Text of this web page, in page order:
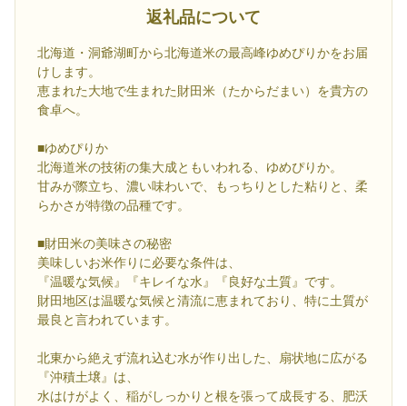
返礼品について
北海道・洞爺湖町から北海道米の最高峰ゆめぴりかをお届
けします。
恵まれた大地で生まれた財田米（たからだまい）を貴方の
食卓へ。
■ゆめぴりか
北海道米の技術の集大成ともいわれる、ゆめぴりか。
甘みが際立ち、濃い味わいで、もっちりとした粘りと、柔
らかさが特徴の品種です。
■財田米の美味さの秘密
美味しいお米作りに必要な条件は、
『温暖な気候』『キレイな水』『良好な土質』です。
財田地区は温暖な気候と清流に恵まれており、特に土質が
最良と言われています。
北東から絶えず流れ込む水が作り出した、扇状地に広がる
『沖積土壌』は、
水はけがよく、稲がしっかりと根を張って成長する、肥沃